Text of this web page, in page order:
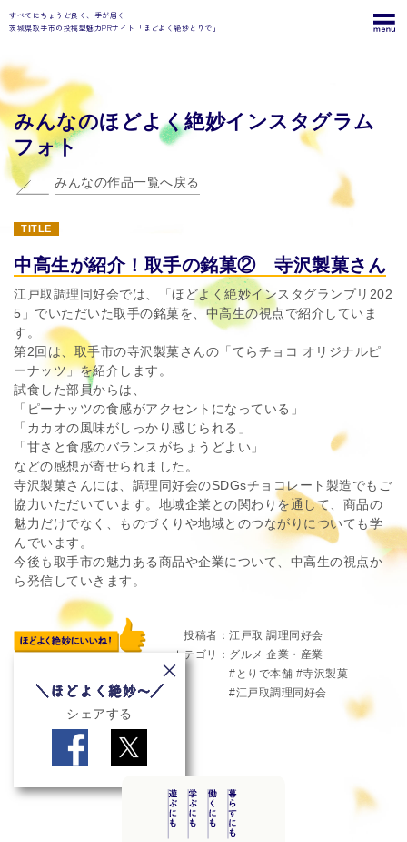
すべてにちょうど良く、手が届く
茨城県取手市の投稿型魅力PRサイト「ほどよく絶妙とりで」
みんなのほどよく絶妙インスタグラム
フォト
みんなの作品一覧へ戻る
TITLE
中高生が紹介！取手の銘菓② 寺沢製菓さん
江戸取調理同好会では、「ほどよく絶妙インスタグランプリ202
5」でいただいた取手の銘菓を、中高生の視点で紹介していま
す。
第2回は、取手市の寺沢製菓さんの「てらチョコ オリジナルピ
ーナッツ」を紹介します。
試食した部員からは、
「ピーナッツの食感がアクセントになっている」
「カカオの風味がしっかり感じられる」
「甘さと食感のバランスがちょうどよい」
などの感想が寄せられました。
寺沢製菓さんには、調理同好会のSDGsチョコレート製造でもご
協力いただいています。地域企業との関わりを通して、商品の
魅力だけでなく、ものづくりや地域とのつながりについても学
んでいます。
今後も取手市の魅力ある商品や企業について、中高生の視点か
ら発信していきます。
シェアする
投稿者
江戸取 調理同好会
カテゴリ
グルメ 企業・産業
とりで本舗
寺沢製菓
江戸取調理同好会